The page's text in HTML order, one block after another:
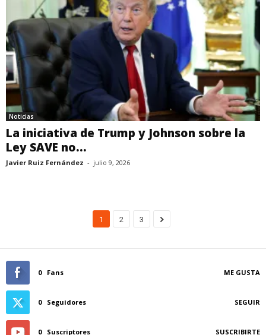
Noticias
La iniciativa de Trump y Johnson sobre la
Ley SAVE no...
Javier Ruiz Fernández - julio 9, 2026
1 2 3
0 Fans ME GUSTA
0 Seguidores SEGUIR
0 Suscriptores SUSCRIBIRTE